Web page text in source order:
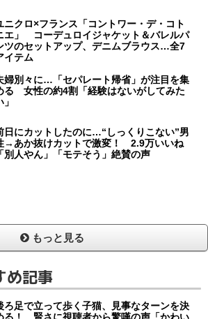
ニクロ×フランス「コントワー・デ・コト
エ」 コーデュロイジャケット＆バレルパ
ツのセットアップ、デニムブラウス…全7
イテム
婦別々に…「セパレート帰省」が注目を集
る 女性の約4割「経験はないがしてみた
」
日にカットしたのに…“しっくりこない”男
→あか抜けカットで激変！ 2.9万いいね
「別人やん」「モテそう」絶賛の声
もっと見る
め記事
ろ足で立って歩く子猫、見事なターンを決
る！ 賢さに視聴者から驚嘆の声「かわい